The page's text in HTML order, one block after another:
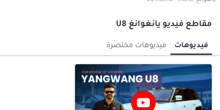
مقاطع فيديو يانغوانغ U8
فيديوهات فيديوهات مختصرة